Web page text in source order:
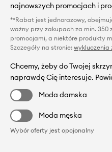
najnowszych promocjach i
**Rabat jest jednorazowy,
ważny przy zakupach za min. 350
promocjami, a niektóre produkty
Szczegóły na stronie: wykluczenia
Chcemy, żeby do Twojej
naprawdę Cię interesuje.
Moda damska
Moda męska
Wybór oferty jest opcjonalny